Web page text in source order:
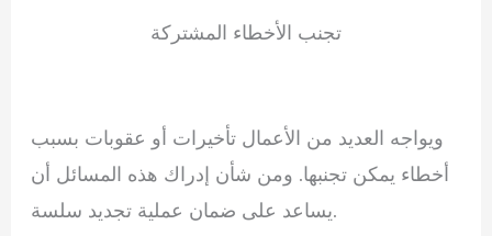
تجنب الأخطاء المشتركة
ويواجه العديد من الأعمال تأخيرات أو عقوبات بسبب
أخطاء يمكن تجنبها. ومن شأن إدراك هذه المسائل أن
يساعد على ضمان عملية تجديد سلسة.